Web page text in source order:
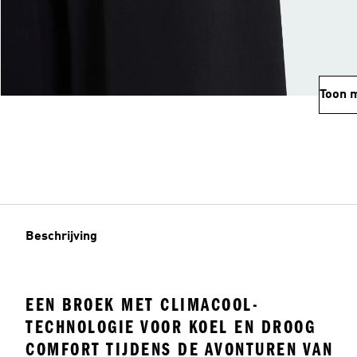
Toon
Beschrijving
EEN BROEK MET CLIMACOOL-
TECHNOLOGIE VOOR KOEL EN DROOG
COMFORT TIJDENS DE AVONTUREN VAN